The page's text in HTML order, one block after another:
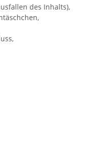
des Inhalts),